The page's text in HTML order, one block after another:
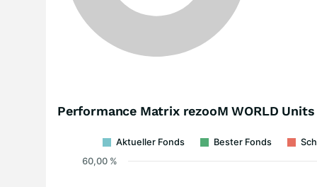
Performance Matrix rezooM WORLD
Aktueller Fonds Bester Fonds
60,00 %